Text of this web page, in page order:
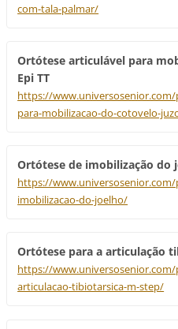
com-tala-palmar/
Ortótese articulável para
Epi TT
https://
para-mobilizacao-do-cotovelo-
Ortótese de imobilização do
https://
imobilizacao-do-joelho/
Ortótese para a articulação
https://
articulacao-tibiotarsica-m-step/